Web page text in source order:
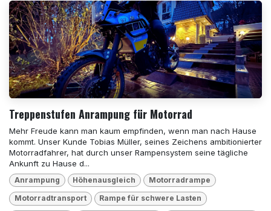
Treppenstufen Anrampung für Motorrad
Mehr Freude kann man kaum empfinden, wenn man nach Hause
kommt. Unser Kunde Tobias Müller, seines Zeichens ambitionierter
Motorradfahrer, hat durch unser Rampensystem seine tägliche
Ankunft zu Hause d...
Anrampung Höhenausgleich Motorradrampe
Motorradtransport Rampe für schwere Lasten